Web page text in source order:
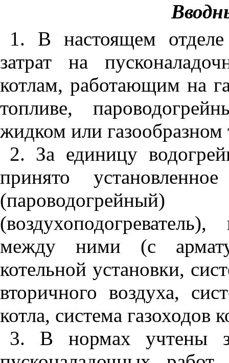
1. В настоящем
затрат на
котлам, работающим на
топливе,
жидком или газообразном
2. За единицу
принято
между ними (с
котельной установки,
вторичного воздуха,
котла, система газоходов
3. В нормах учтены